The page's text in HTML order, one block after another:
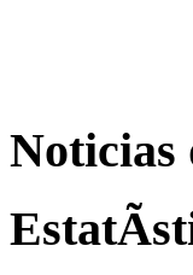
Noticias